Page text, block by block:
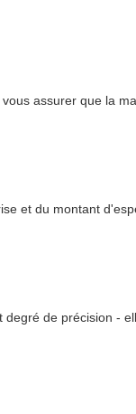
assurer que la
et du montant
de précision -